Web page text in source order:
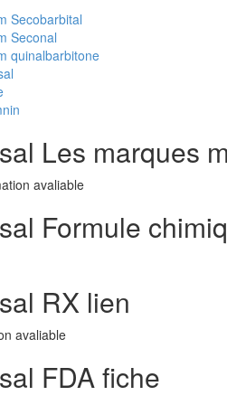
Secobarbital
Seconal
quinalbarbitone
Les marques
avaliable
Formule
RX lien
avaliable
FDA fiche